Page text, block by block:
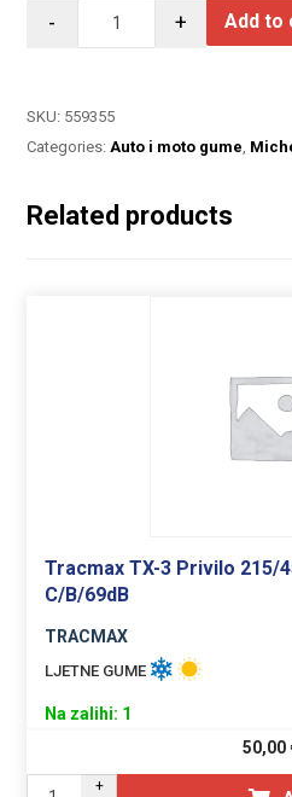
- + Add to
SKU: 559355
Categories:Auto i moto gume,
Related products
Tracmax TX-3 Privilo 215/
C/B/69dB
TRACMAX
LJETNE GUME
Na zalihi: 1
50,00
+